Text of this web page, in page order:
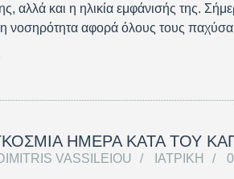
αλλά και η ηλικία εμφάνισής της.
νοσηρότητα αφορά όλους τους
ΗΜΕΡΑ ΚΑΤΑ ΤΟΥ
VASSILEIOU ΙΑΤΡΙΚΉ